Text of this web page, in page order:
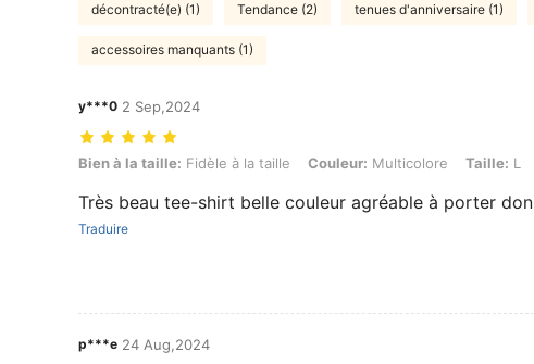
décontracté(e) (1) Tendance (2) tenues d'anniversaire (1)
accessoires manquants (1)
y***0 2 Sep,2024
Bien à la taille: Fidèle à la taille, Couleur: Multicolore, Taille: L
Bien à la taille: Fidèle à la taille Couleur: Multicolore Taille: L
Très beau tee-shirt belle couleur agréable à porter
Traduire
p***e 24 Aug,2024